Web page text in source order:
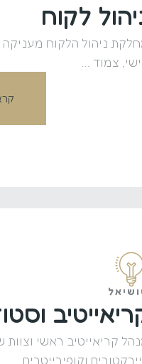
לקוח
ניהול הלקוח מעניקה
צמוד ...
קריאייטיב ראשי
וקופירייטרים ...